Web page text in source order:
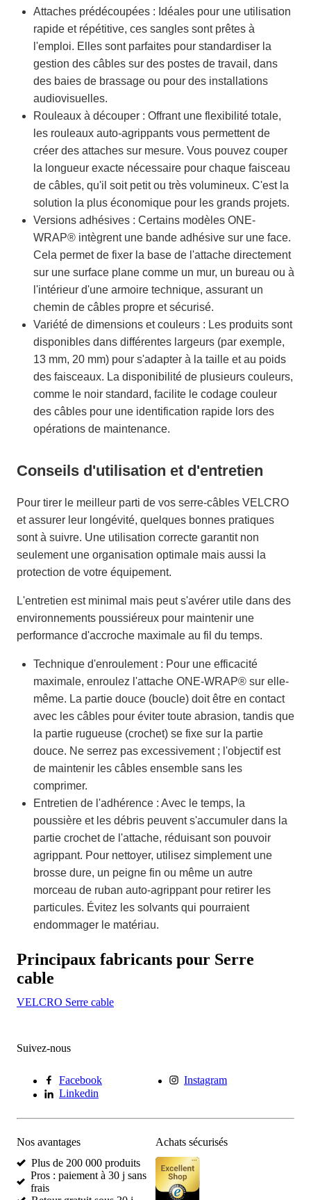
Attaches prédécoupées : Idéales pour une utilisation
rapide et répétitive, ces sangles sont prêtes à
l'emploi. Elles sont parfaites pour standardiser la
gestion des câbles sur des postes de travail, dans
des baies de brassage ou pour des installations
audiovisuelles.
Rouleaux à découper : Offrant une flexibilité totale,
les rouleaux auto-agrippants vous permettent de
créer des attaches sur mesure. Vous pouvez couper
la longueur exacte nécessaire pour chaque faisceau
de câbles, qu'il soit petit ou très volumineux. C'est la
solution la plus économique pour les grands projets.
Versions adhésives : Certains modèles ONE-
WRAP® intègrent une bande adhésive sur une face.
Cela permet de fixer la base de l'attache directement
sur une surface plane comme un mur, un bureau ou à
l'intérieur d'une armoire technique, assurant un
chemin de câbles propre et sécurisé.
Variété de dimensions et couleurs : Les produits sont
disponibles dans différentes largeurs (par exemple,
13 mm, 20 mm) pour s'adapter à la taille et au poids
des faisceaux. La disponibilité de plusieurs couleurs,
comme le noir standard, facilite le codage couleur
des câbles pour une identification rapide lors des
opérations de maintenance.
Conseils d'utilisation et d'entretien
Pour tirer le meilleur parti de vos serre-câbles VELCRO
et assurer leur longévité, quelques bonnes pratiques
sont à suivre. Une utilisation correcte garantit non
seulement une organisation optimale mais aussi la
protection de votre équipement.
L'entretien est minimal mais peut s'avérer utile dans des
environnements poussiéreux pour maintenir une
performance d'accroche maximale au fil du temps.
Technique d'enroulement : Pour une efficacité
maximale, enroulez l'attache ONE-WRAP® sur elle-
même. La partie douce (boucle) doit être en contact
avec les câbles pour éviter toute abrasion, tandis que
la partie rugueuse (crochet) se fixe sur la partie
douce. Ne serrez pas excessivement ; l'objectif est
de maintenir les câbles ensemble sans les
comprimer.
Entretien de l'adhérence : Avec le temps, la
poussière et les débris peuvent s'accumuler dans la
partie crochet de l'attache, réduisant son pouvoir
agrippant. Pour nettoyer, utilisez simplement une
brosse dure, un peigne fin ou même un autre
morceau de ruban auto-agrippant pour retirer les
particules. Évitez les solvants qui pourraient
endommager le matériau.
Principaux fabricants pour Serre
cable
VELCRO Serre cable
Suivez-nous
Facebook
Instagram
Linkedin
Nos avantages
Plus de 200 000 produits
Pros : paiement à 30 j sans
frais
Achats sécurisés